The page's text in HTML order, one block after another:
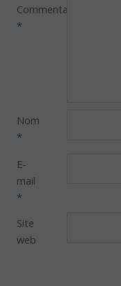
Commentaire
*
Nom
*
E-
mail
*
Site
web